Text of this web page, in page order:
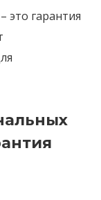
– это гарантия